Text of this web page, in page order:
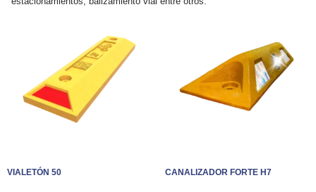
VIALETÓN 50 CANALIZADOR FORTE H7